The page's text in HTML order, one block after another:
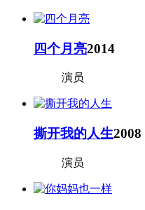
四个月亮2014
演员
撕开我的人生2008
演员